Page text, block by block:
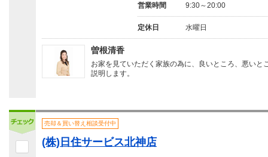
営業時間 9:30～20:00
定休日 水曜日
曽根清香
お家を見ていただく家族の為に、良いところ、悪いと
説明します。
売却＆買い替え相談受付中
(株)日住サービス北神店